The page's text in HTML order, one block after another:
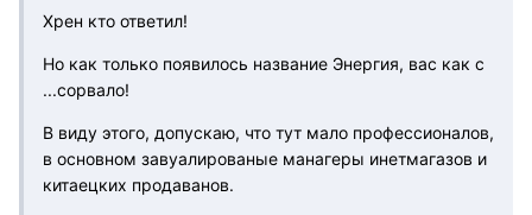
Хрен кто ответил!
Но как только появилось название Энергия, вас как с
...сорвало!
В виду этого, допускаю, что тут мало профессионалов,
в основном завуалированые манагеры инетмагазов и
китаецких продаванов.